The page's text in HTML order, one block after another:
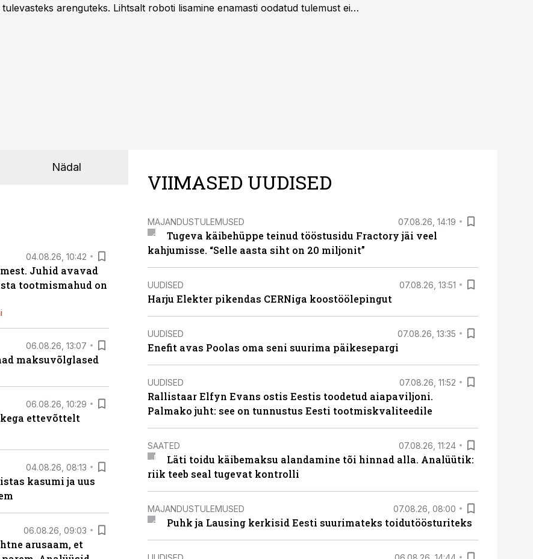
arenguteks. Lihtsalt roboti lisamine enamasti oodatud tulemust ei
Nädal
04.08.26, 10:42
Juhid avavad
tootmismahud on
06.08.26, 13:07
maksuvõlglased
06.08.26, 10:29
ettevõttelt
04.08.26, 08:13
kasumi ja uus
06.08.26, 09:03
arusaam, et
VIIMASED UUDISED
MAJANDUSTULEMUSED 07.08.26, 14:19
Tugeva käibehüppe teinud tööstusidu Fractory jäi veel
kahjumisse. “Selle aasta siht on 20 miljonit”
UUDISED 07.08.26, 13:51
Harju Elekter pikendas CERNiga koostöölepingut
UUDISED 07.08.26, 13:35
Enefit avas Poolas oma seni suurima päikesepargi
UUDISED 07.08.26, 11:52
Rallistaar Elfyn Evans ostis Eestis toodetud aiapaviljoni.
Palmako juht: see on tunnustus Eesti tootmiskvaliteedile
SAATED 07.08.26, 11:24
Läti toidu käibemaksu alandamine tõi hinnad alla. Analüütik:
riik teeb seal tugevat kontrolli
MAJANDUSTULEMUSED 07.08.26, 08:00
Puhk ja Lausing kerkisid Eesti suurimateks toidutöösturiteks